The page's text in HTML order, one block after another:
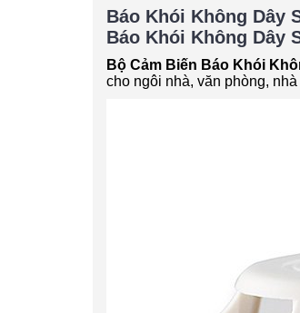
Báo Khói Không Dây
Báo Khói Không Dây
Bộ Cảm Biến Báo Khói
cho ngôi nhà, văn phòng,